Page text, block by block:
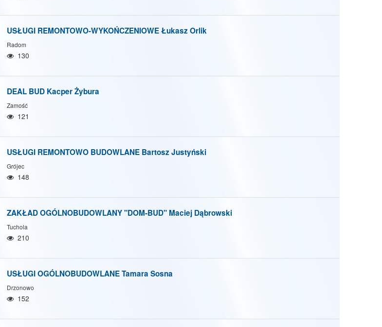
Show/Hide all
USŁUGI REMONTOWO-WYKOŃCZENIOWE Łukasz Orlik
Radom
130
DEAL BUD Kacper Żybura
Zamość
121
USŁUGI REMONTOWO BUDOWLANE Bartosz Justyński
Grójec
148
ZAKŁAD OGÓLNOBUDOWLANY "DOM-BUD" Maciej Dąbrowski
Tuchola
210
USŁUGI OGÓLNOBUDOWLANE Tamara Sosna
Drzonowo
152